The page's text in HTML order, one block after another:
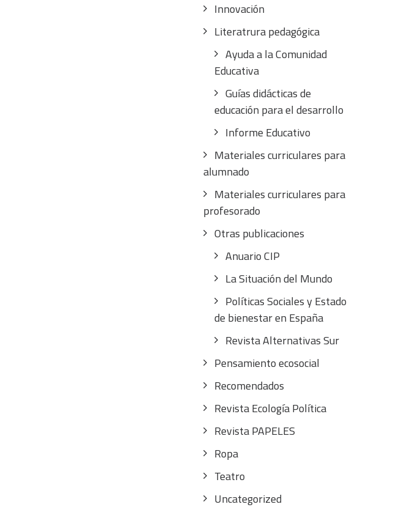
Innovación
Literatrura pedagógica
Ayuda a la Comunidad
Educativa
Guías didácticas de
educación para el desarrollo
Informe Educativo
Materiales curriculares para
alumnado
Materiales curriculares para
profesorado
Otras publicaciones
Anuario CIP
La Situación del Mundo
Políticas Sociales y Estado
de bienestar en España
Revista Alternativas Sur
Pensamiento ecosocial
Recomendados
Revista Ecología Política
Revista PAPELES
Ropa
Teatro
Uncategorized